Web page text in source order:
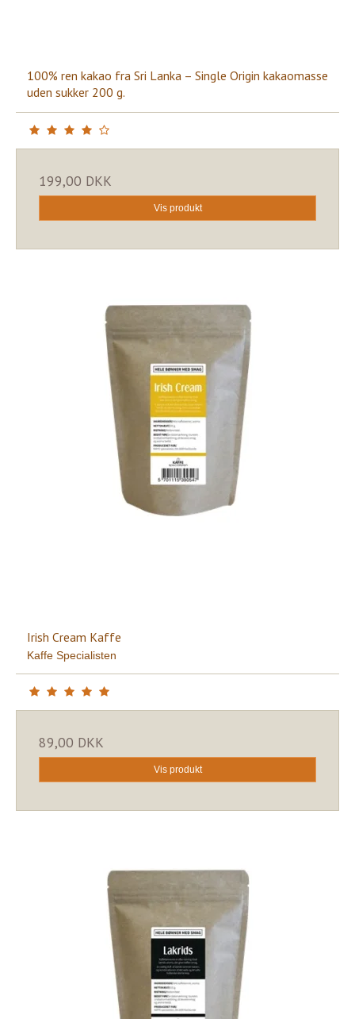
100% ren kakao fra Sri Lanka – Single Origin kakaomasse
uden sukker 200 g.
199,00 DKK
Vis produkt
Irish Cream Kaffe
Kaffe Specialisten
89,00 DKK
Vis produkt